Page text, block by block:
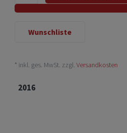
Wunschliste
* inkl. ges. MwSt. zzgl. Versandkosten
2016